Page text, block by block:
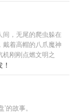
，无尾的爬虫躲在
着高帽的八爪魔神
刚刚点燃文明之
炮与风帆战舰奏响
躲藏，大时代已经拉
发现！有波澜壮阔
明征服野蛮？不，
城中苏醒，以没落
的故事。